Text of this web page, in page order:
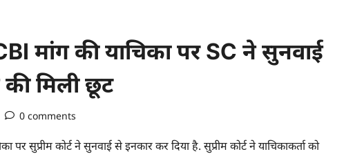
मांग की याचिका पर SC ने सुनवाई
की मिली छूट
0 comments
सुप्रीम कोर्ट ने सुनवाई से इनकार कर दिया है. सुप्रीम कोर्ट ने याचिकाकर्ता को